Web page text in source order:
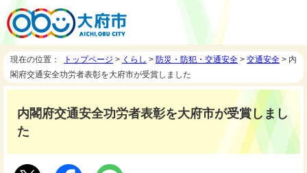
現在の位置： トップページ > くらし > 防災・防犯・交通安全 > 交通安全 > 内
閣府交通安全功労者表彰を大府市が受賞しました
内閣府交通安全功労者表彰を大府市が受賞しまし
た